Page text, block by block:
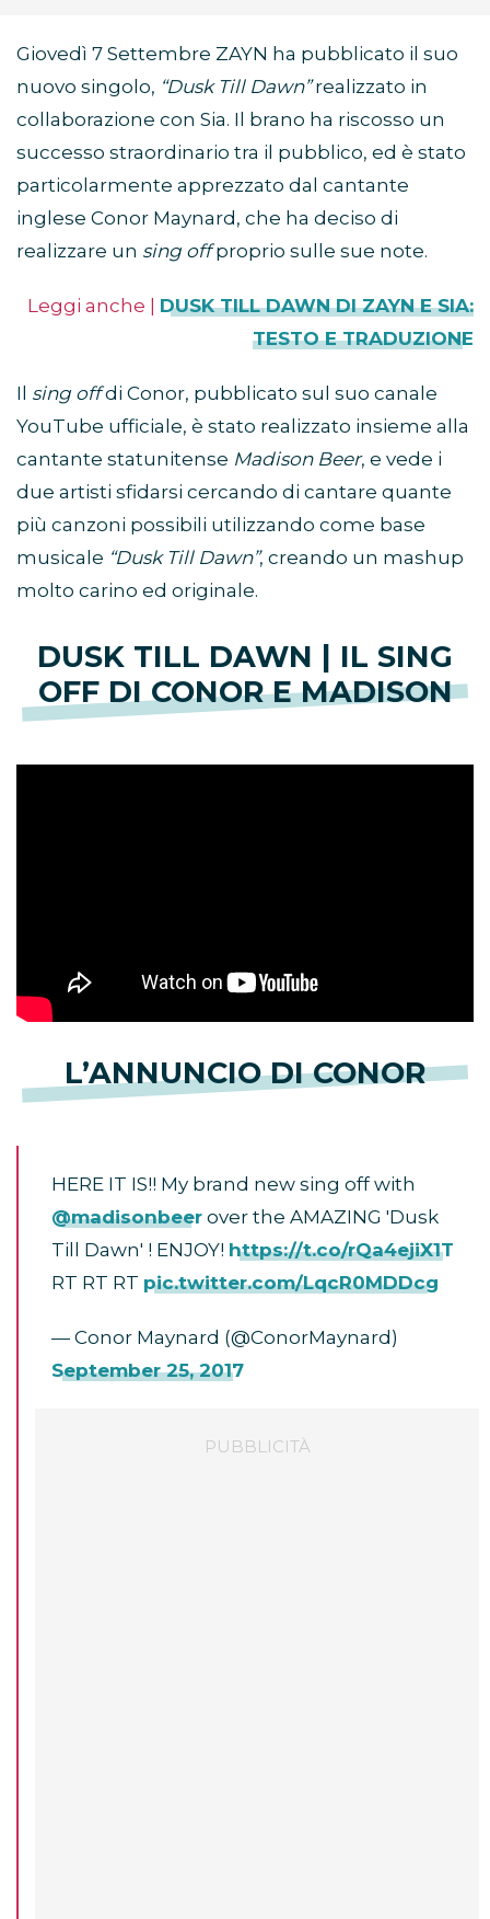
Giovedì 7 Settembre ZAYN ha pubblicato il suo
nuovo singolo, “Dusk Till Dawn”realizzato in
collaborazione con Sia. Il brano ha riscosso un
successo straordinario tra il pubblico, ed è stato
particolarmente apprezzato dal cantante
inglese Conor Maynard, che ha deciso di
realizzare un sing offproprio sulle sue note.
Leggi anche |
DUSK TILL DAWN DI ZAYN E SIA:
TESTO E TRADUZIONE
Il sing offdi Conor, pubblicato sul suo canale
YouTube ufficiale, è stato realizzato insieme alla
cantante statunitense Madison Beer, e vede i
due artisti sfidarsi cercando di cantare quante
più canzoni possibili utilizzando come base
musicale “Dusk Till Dawn”, creando un mashup
molto carino ed originale.
DUSK TILL DAWN | IL SING
OFF DI CONOR E MADISON
L’ANNUNCIO DI CONOR
HERE IT IS!! My brand new sing off with
@madisonbeer over the AMAZING 'Dusk
Till Dawn' ! ENJOY! https://t.co/rQa4ejiX1T
RT RT RT pic.twitter.com/LqcR0MDDcg
— Conor Maynard (@ConorMaynard)
September 25, 2017